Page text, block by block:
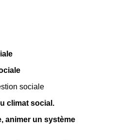
sociale
climat social.
animer un système